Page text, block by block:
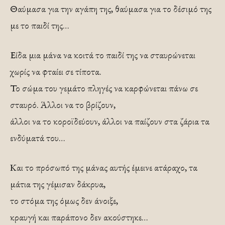
Θαύμασα για την αγάπη της, θαύμασα για το δέσιμό της
με το παιδί της…
Είδα μια μάνα να κοιτά το παιδί της να σταυρώνεται
χωρίς να φταίει σε τίποτα.
Το σώμα του γεμάτο πληγές να καρφώνεται πάνω σε
σταυρό. Άλλοι να το βρίζουν,
άλλοι να το κοροϊδεύουν, άλλοι να παίζουν στα ζάρια τα
ενδύματά του…
Και το πρόσωπό της μάνας αυτής έμεινε ατάραχο, τα
μάτια της γέμισαν δάκρυα,
το στόμα της όμως δεν άνοιξε,
κραυγή και παράπονο δεν ακούστηκε…